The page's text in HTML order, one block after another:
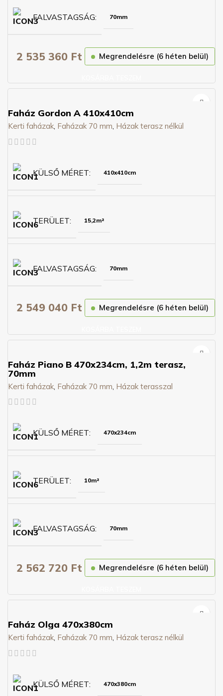
FALVASTAGSÁG 70mm
2 535 360 Ft Megrendelésre (6 héten belül)
Faház Gordon A 410x410cm
Kerti faházak, Faházak 70 mm, Házak terasz nélkül
KÜLSŐ MÉRET 410x410cm
TERÜLET 15,2m²
FALVASTAGSÁG 70mm
2 549 040 Ft Megrendelésre (6 héten belül)
Faház Piano B 470x234cm, 1,2m terasz,
70mm
Kerti faházak Faházak 70 mm Házak terasszal
KÜLSŐ MÉRET 470x234cm
TERÜLET 10m²
FALVASTAGSÁG 70mm
2 562 720 Ft Megrendelésre (6 héten belül)
Faház Olga 470x380cm
Kerti faházak, Faházak 70 mm, Házak terasz nélkül
KÜLSŐ MÉRET 470x380cm